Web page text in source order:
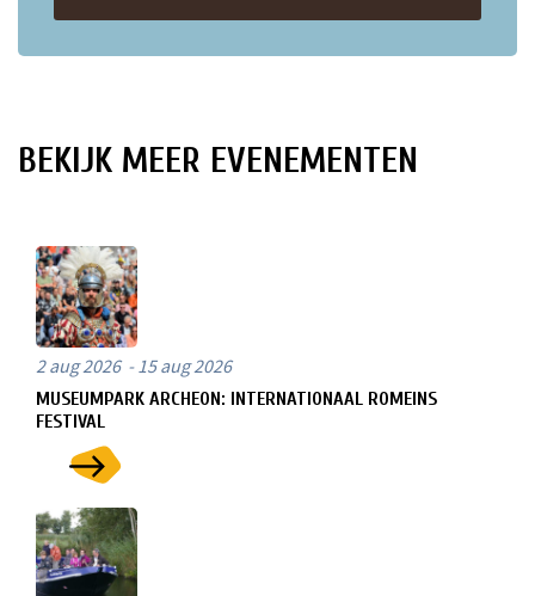
BEKIJK MEER EVENEMENTEN
2 aug 2026 - 15 aug 2026
MUSEUMPARK ARCHEON: INTERNATIONAAL ROMEINS
FESTIVAL